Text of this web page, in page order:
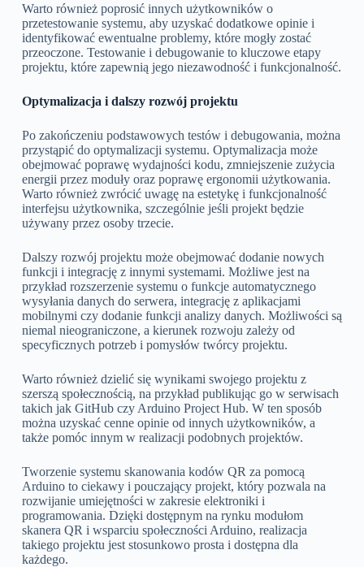
Warto również poprosić innych użytkowników o
przetestowanie systemu, aby uzyskać dodatkowe opinie i
identyfikować ewentualne problemy, które mogły zostać
przeoczone. Testowanie i debugowanie to kluczowe etapy
projektu, które zapewnią jego niezawodność i funkcjonalność.
Optymalizacja i dalszy rozwój projektu
Po zakończeniu podstawowych testów i debugowania, można
przystąpić do optymalizacji systemu. Optymalizacja może
obejmować poprawę wydajności kodu, zmniejszenie zużycia
energii przez moduły oraz poprawę ergonomii użytkowania.
Warto również zwrócić uwagę na estetykę i funkcjonalność
interfejsu użytkownika, szczególnie jeśli projekt będzie
używany przez osoby trzecie.
Dalszy rozwój projektu może obejmować dodanie nowych
funkcji i integrację z innymi systemami. Możliwe jest na
przykład rozszerzenie systemu o funkcje automatycznego
wysyłania danych do serwera, integrację z aplikacjami
mobilnymi czy dodanie funkcji analizy danych. Możliwości są
niemal nieograniczone, a kierunek rozwoju zależy od
specyficznych potrzeb i pomysłów twórcy projektu.
Warto również dzielić się wynikami swojego projektu z
szerszą społecznością, na przykład publikując go w serwisach
takich jak GitHub czy Arduino Project Hub. W ten sposób
można uzyskać cenne opinie od innych użytkowników, a
także pomóc innym w realizacji podobnych projektów.
Tworzenie systemu skanowania kodów QR za pomocą
Arduino to ciekawy i pouczający projekt, który pozwala na
rozwijanie umiejętności w zakresie elektroniki i
programowania. Dzięki dostępnym na rynku modułom
skanera QR i wsparciu społeczności Arduino, realizacja
takiego projektu jest stosunkowo prosta i dostępna dla
każdego.